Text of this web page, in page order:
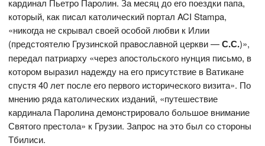
кардинал Пьетро Паролин. За месяц до его поездки папа,
который, как писал католический портал ACI Stampa,
«никогда не скрывал своей особой любви к Илии
(предстоятелю Грузинской православной церкви —С.С.)»,
передал патриарху «через апостольского нунция письмо, в
котором выразил надежду на его присутствие в Ватикане
спустя 40 лет после его первого исторического визита». По
мнению ряда католических изданий, «путешествие
кардинала Паролина демонстрировало большое внимание
Святого престола» к Грузии. Запрос на это был со стороны
Тбилиси.